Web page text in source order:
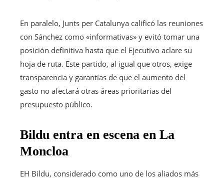
En paralelo, Junts per Catalunya calificó las reuniones
con Sánchez como «informativas» y evitó tomar una
posición definitiva hasta que el Ejecutivo aclare su
hoja de ruta. Este partido, al igual que otros, exige
transparencia y garantías de que el aumento del
gasto no afectará otras áreas prioritarias del
presupuesto público.
Bildu entra en escena en La
Moncloa
EH Bildu, considerado como uno de los aliados más